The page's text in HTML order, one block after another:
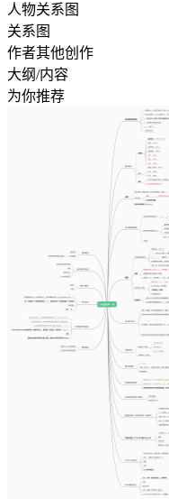
人物关系图
关系图
作者其他创作
大纲/内容
为你推荐